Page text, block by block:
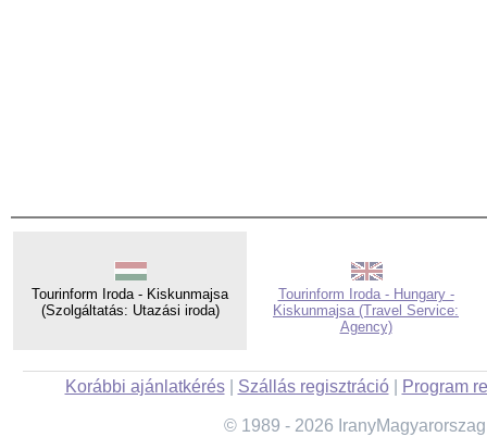
Tourinform Iroda - Kiskunmajsa
(Szolgáltatás: Utazási iroda)
Tourinform Iroda - Hungary -
Kiskunmajsa (Travel Service:
Agency)
Korábbi ajánlatkérés| Szállás regisztráció| Program
© 1989 - 2026